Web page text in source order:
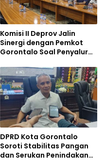
Komisi II Deprov Jalin
Sinergi dengan Pemkot
Gorontalo Soal Penyaluran
DPRD Kota Gorontalo
Soroti Stabilitas Pangan
dan Serukan Penindakan